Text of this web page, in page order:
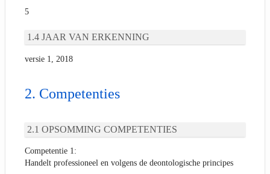
5
JAAR VAN ERKENNING
versie 1, 2018
Competenties
OPSOMMING COMPETENTIES
Competentie 1:
Handelt professioneel en volgens de deontologische principes